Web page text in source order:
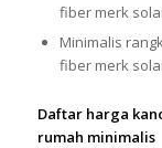
fiber merk
Minimalis
fiber merk
Daftar harga
rumah minimalis